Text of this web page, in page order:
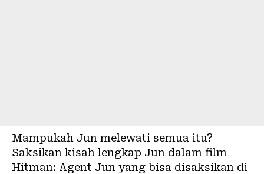
Mampukah Jun melewati semua itu?
Saksikan kisah lengkap Jun dalam film
Hitman: Agent Jun yang bisa disaksikan di